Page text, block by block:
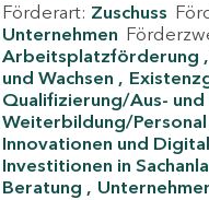
Förderart: Zuschuss
Unternehmen
Arbeitsplatzförderung
und Wachsen
Qualifizierung/Aus- und
Weiterbildung/Personal
Innovationen und
Investitionen in
Beratung